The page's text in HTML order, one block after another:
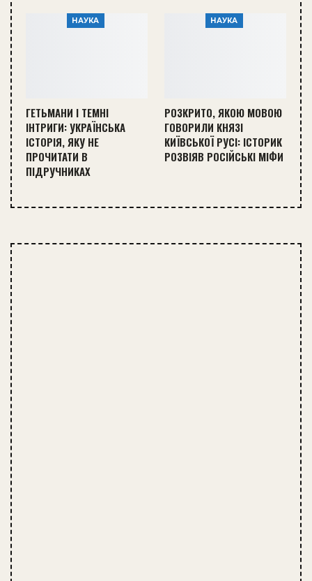
НАУКА
ГЕТЬМАНИ І ТЕМНІ
ІНТРИГИ: УКРАЇНСЬКА
ІСТОРІЯ, ЯКУ НЕ
ПРОЧИТАТИ В
ПІДРУЧНИКАХ
НАУКА
РОЗКРИТО, ЯКОЮ МОВОЮ
ГОВОРИЛИ КНЯЗІ
КИЇВСЬКОЇ РУСІ: ІСТОРИК
РОЗВІЯВ РОСІЙСЬКІ МІФИ